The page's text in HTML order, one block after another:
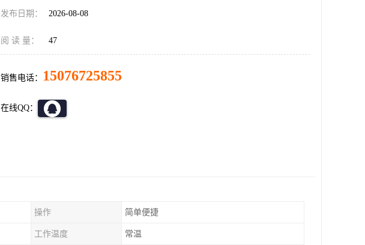
发布日期： 2026-08-08
阅 读 量： 47
销售电话： 15076725855
在线QQ：
操作 简单便捷
工作温度 常温